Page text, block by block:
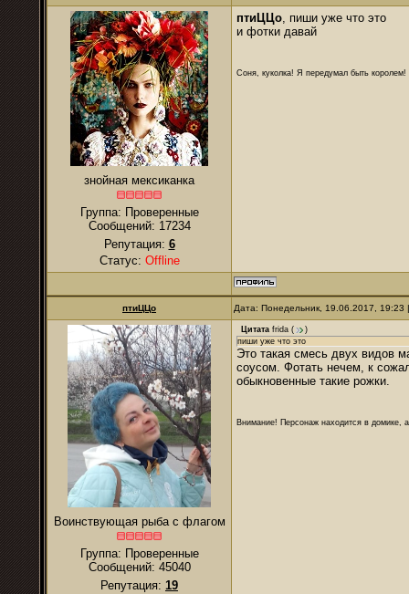
знойная мексиканка
Группа: Проверенные
Сообщений: 17234
Репутация: 6
Статус: Offline
птиЦЦо, пиши уже что это
и фотки давай
Соня, куколка! Я передумал быть
птиЦЦо Дата: Понедельник, 19.06.2017,
Воинствующая рыба с флагом
Группа: Проверенные
Сообщений: 45040
Репутация: 19
Цитата frida (
)
пиши уже что это
Это такая смесь двух видов
соусом. Фотать нечем, к
обыкновенные такие рожки.
Внимание! Персонаж находится в домике,